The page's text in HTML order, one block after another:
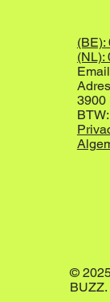
(BE):
(NL):
3900
©
BUZZ.